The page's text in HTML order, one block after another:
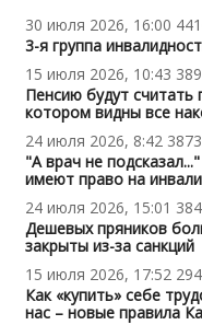
30 июля 2026, 16:00
3-я группа
15 июля 2026, 10:43
Пенсию будут считать
котором видны все
24 июля 2026, 8:42 3873
"А врач не
имеют право на
24 июля 2026, 15:01
Дешевых пряников
закрыты из-за санкций
15 июля 2026, 17:52
Как «купить» себе
нас – новые правила